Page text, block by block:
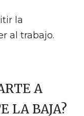
la
al trabajo.
A
LA BAJA?